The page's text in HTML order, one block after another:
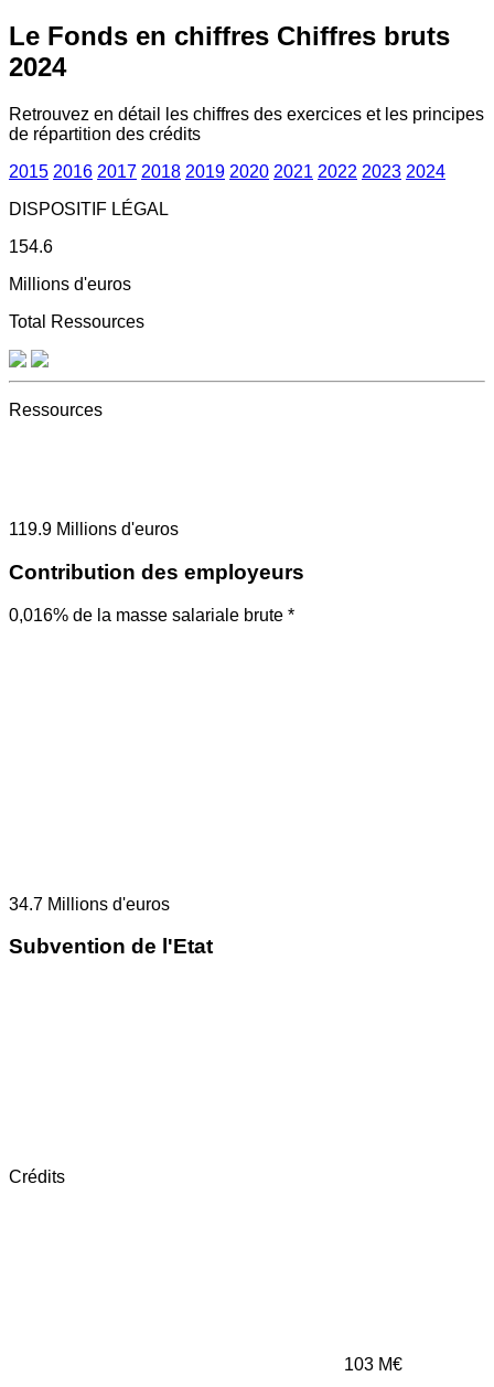
Le Fonds en chiffres Chiffres bruts
2024
Retrouvez en détail les chiffres des exercices et les principes
de répartition des crédits
2015 2016 2017 2018 2019 2020 2021 2022 2023 2024
DISPOSITIF LÉGAL
154.6
Millions d'euros
Total Ressources
Ressources
119.9 Millions d'euros
Contribution des employeurs
0,016% de la masse salariale brute *
34.7 Millions d'euros
Subvention de l'Etat
Crédits
103 M€